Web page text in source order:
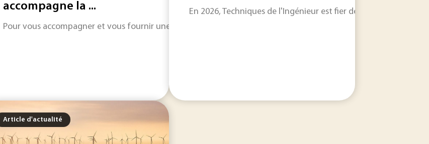
sur les informations qui feront l'actualité industrielle dans les jours et les semaines à venir.
accompagne la ...
Pour vous accompagner et vous fournir une information toujours plus riche, Techniques de l'Ingénieur s'associe
En 2026, Techniques de l'Ingénieur est fier de célébrer ses 80
Article d'actualité